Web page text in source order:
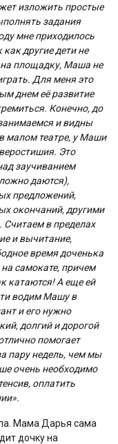
изложить простые
задания
мне приходилось
другие дети не
на площадку, Маша не
Для меня это
днем её развитие
Конечно, до
и видны
малом театре, у Маши
Это
заучиванием
даются),
предложений,
окончаний, другими
в пределах
и вычитание,
время доченька
самокате, причем
катаются! А еще ей
водим Машу в
и его нужно
долгий и дорогой
помогает
пару недель, чем мы
очень необходимо
оплатить
Мама Дарья сама
дочку на